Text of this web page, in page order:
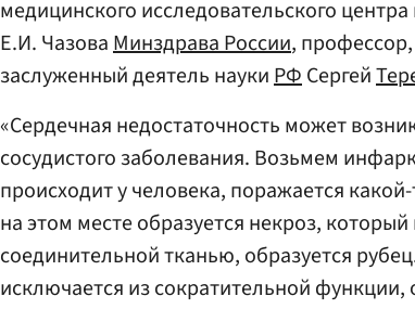
медицинского исследовательского
Е.И. ЧазоваМинздрава России,
заслуженный деятель наукиРФСергей
«Сердечная недостаточность может
сосудистого заболевания. Возьмем
происходит у человека, поражается
на этом месте образуется некроз,
соединительной тканью, образуется
исключается из сократительной функции,